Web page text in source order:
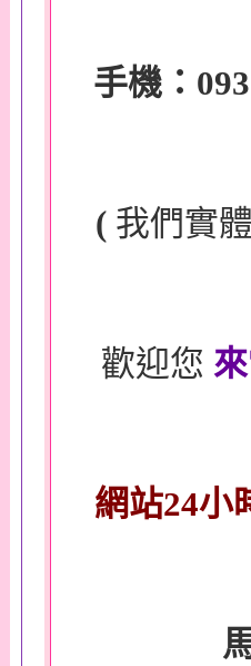
手機：
( 我們實
歡迎您
網站24小